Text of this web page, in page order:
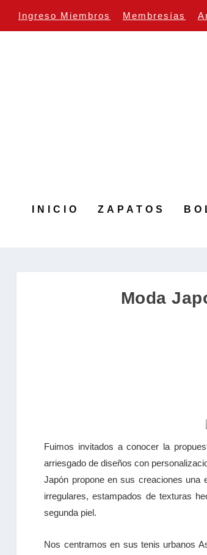
Ingreso Miembros Membresías
INICIO ZAPATOS
Moda
Fuimos invitados a conocer la
arriesgado de diseños con
Japón propone en sus creaciones una
irregulares, estampados de texturas
segunda piel.
Nos centramos en sus tenis urbanos